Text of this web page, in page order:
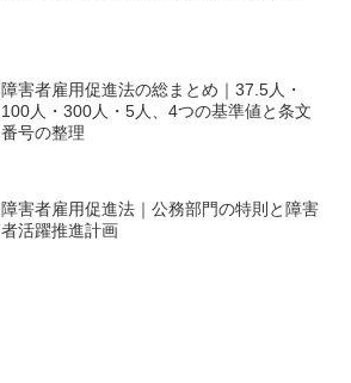
障害者雇用促進法の総まとめ｜37.5人・
100人・300人・5人、4つの基準値と条文
番号の整理
障害者雇用促進法｜公務部門の特則と障害
者活躍推進計画